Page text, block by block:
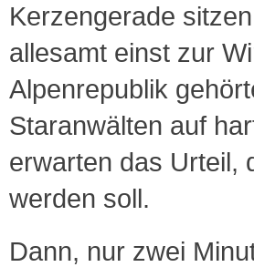
Kerzengerade
allesamt einst zur
Alpenrepublik
Staranwälten auf
erwarten das Urteil,
werden soll.
Dann, nur zwei